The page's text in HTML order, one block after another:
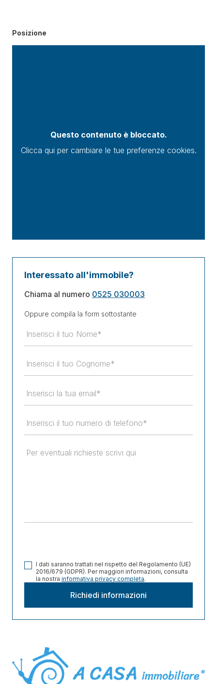
Posizione
Questo contenuto è bloccato.
Clicca qui per cambiare le tue preferenze cookies.
Interessato all'immobile?
Chiama al numero 0525 030003
Oppure compila la form sottostante
I dati saranno trattati nel rispetto del Regolamento (UE)
2016/679 (GDPR). Per maggiori informazioni, consulta
la nostra informativa privacy completa.